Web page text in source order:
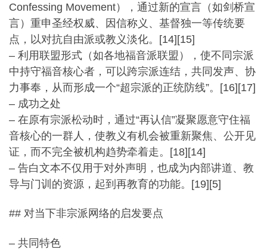
Confessing Movement），通过新的宣言（如剑桥宣
言）重申圣经权威、
因信称义、基督独一等传统要
点，以对抗自由派或教义淡化。[14][15]
– 利用联盟形式（如各地福音派联盟）， 使不同宗派
中持守福音核心者，可以跨宗派连结，共同发声、 协
力事奉，从而形成一个“超宗派的正统防线”。[16][17]
– 成功之处
– 在原有宗派松动时，通过“再认信”凝聚愿意守住福
音核心的一群人，使教义有机会被重新聚焦、 公开见
证，而不完全被机构趋势牵着走。[18][14]
– 告白文本不仅用于对外声明，也成为内部讲道、教
导与门训的资源， 起到再教育的功能。[19][5]
## 对当下非宗派网络的启发要点
– 共同特色